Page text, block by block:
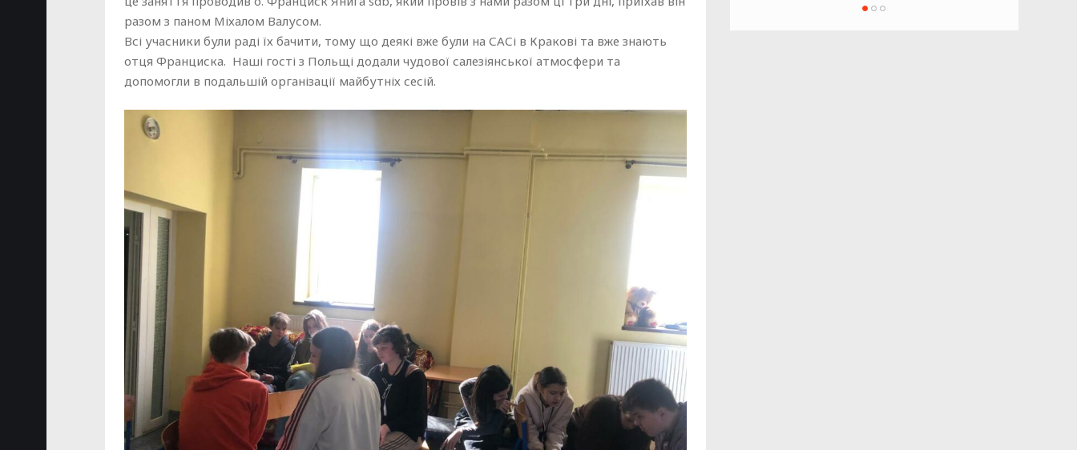
разом з паном Міхалом Валусом.
Всі учасники були раді їх бачити, тому що деякі вже були на САСі в Кракові та вже знають
отця Франциска. Наші гості з Польщі додали чудової салезіянської атмосфери та
допомогли в подальшій організації майбутніх сесій.